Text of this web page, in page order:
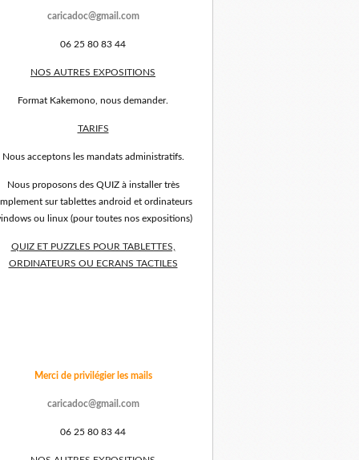
caricadoc@gmail.com
06 25 80 83 44
NOS AUTRES EXPOSITIONS
Format Kakemono, nous demander.
TARIFS
Nous acceptons les mandats administratifs.
Nous proposons des QUIZ à installer très
sur tablettes android et ordinateurs
ou linux (pour toutes nos expositions)
QUIZ ET PUZZLES POUR TABLETTES,
ORDINATEURS OU ECRANS TACTILES
Merci de privilégier les mails
caricadoc@gmail.com
06 25 80 83 44